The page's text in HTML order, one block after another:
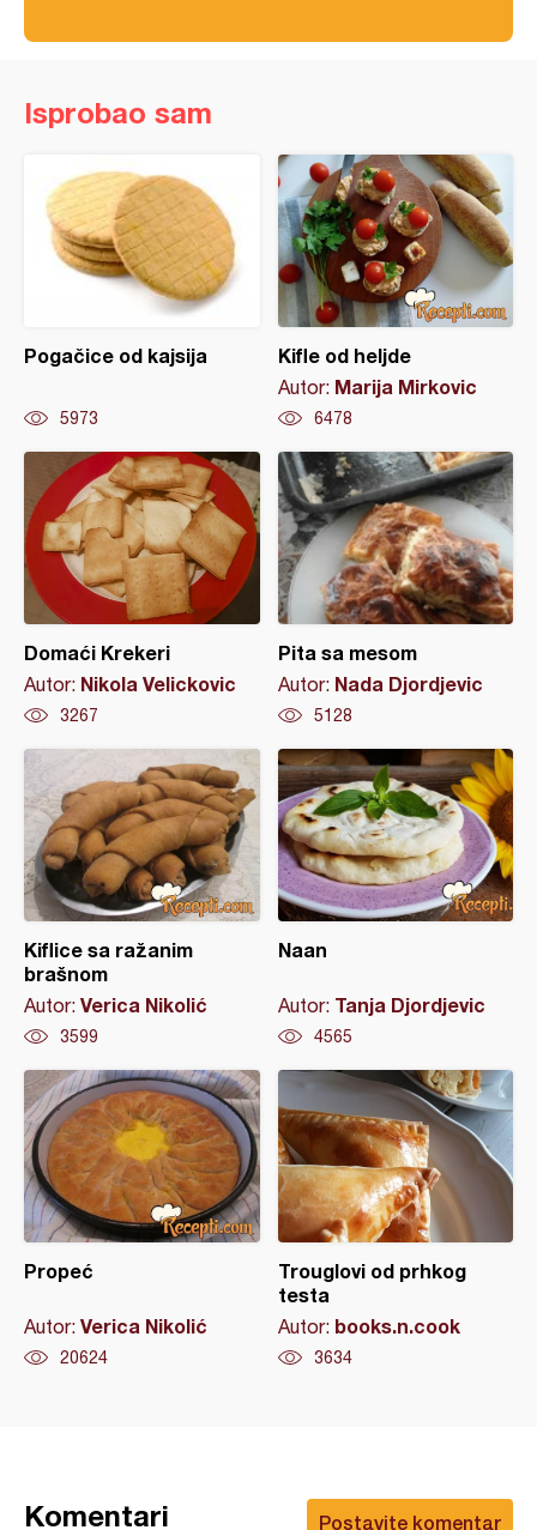
Isprobao sam
Pogačice od kajsija
5973
Kifle od heljde
Autor: Marija Mirkovic
6478
Domaći Krekeri
Autor: Nikola Velickovic
3267
Pita sa mesom
Autor: Nada Djordjevic
5128
Kiflice sa ražanim
brašnom
Autor: Verica Nikolić
3599
Naan
Autor: Tanja Djordjevic
4565
Propeć
Autor: Verica Nikolić
20624
Trouglovi od prhkog
testa
Autor: books.n.cook
3634
Postavite komentar
Komentari